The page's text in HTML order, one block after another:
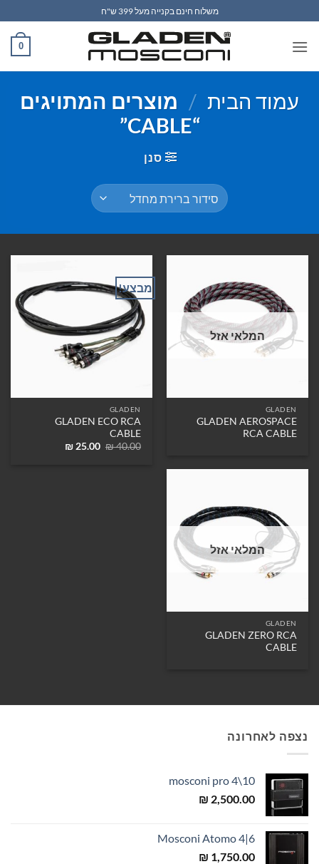
to
content
משלוח חינם בקנייה מעל 399 ש"ח
0
עמוד הבית / מוצרים המתויגים
“CABLE”
סנן
המלאי אזל
GLADEN
GLADEN AEROSPACE
RCA CABLE
מבצע!
GLADEN
GLADEN ECO RCA
CABLE
₪40.00
המחיר₪25.00
המלאי אזל
GLADEN
GLADEN ZERO RCA
CABLE
נצפה לאחרונה
mosconi pro 4\10
₪ 2,500.00
Mosconi Atomo 4|6
₪ 1,750.00